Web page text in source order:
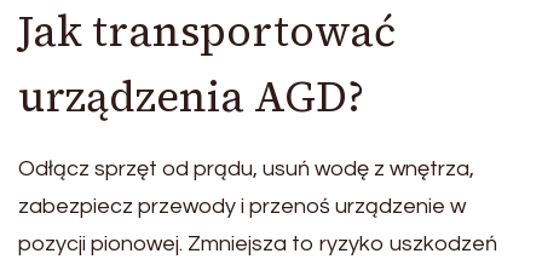
Jak transportować
urządzenia AGD?
Odłącz sprzęt od prądu, usuń wodę z wnętrza,
zabezpiecz przewody i przenoś urządzenie w
pozycji pionowej. Zmniejsza to ryzyko uszkodzeń